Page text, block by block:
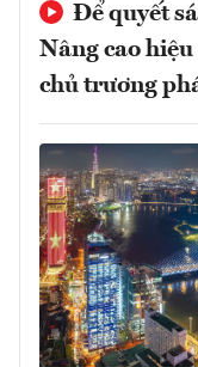
Để quyết
Nâng cao
chủ trương